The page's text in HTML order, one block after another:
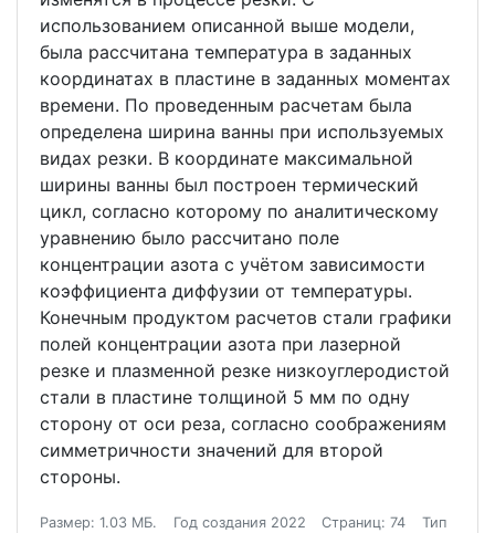
использованием описанной выше модели,
была рассчитана температура в заданных
координатах в пластине в заданных моментах
времени. По проведенным расчетам была
определена ширина ванны при используемых
видах резки. В координате максимальной
ширины ванны был построен термический
цикл, согласно которому по аналитическому
уравнению было рассчитано поле
концентрации азота с учётом зависимости
коэффициента диффузии от температуры.
Конечным продуктом расчетов стали графики
полей концентрации азота при лазерной
резке и плазменной резке низкоуглеродистой
стали в пластине толщиной 5 мм по одну
сторону от оси реза, согласно соображениям
симметричности значений для второй
стороны.
Размер: 1.03 МБ. Год создания 2022 Страниц: 74
Тип